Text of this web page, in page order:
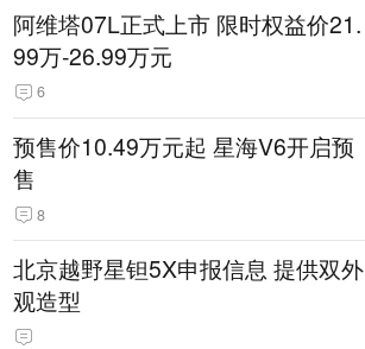
阿维塔07L正式上市 限时权益价21.
99万-26.99万元
6
预售价10.49万元起 星海V6开启预
售
8
北京越野星钽5X申报信息 提供双外
观造型